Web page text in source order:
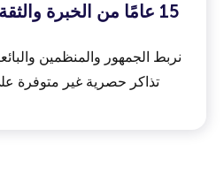
15 عامًا من الخبرة والثقة في سوق التذاكر
نربط الجمهور والمنظمين
تذاكر حصرية غير متوفرة